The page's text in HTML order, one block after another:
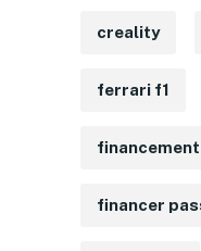
creality
ferrari f1
financer